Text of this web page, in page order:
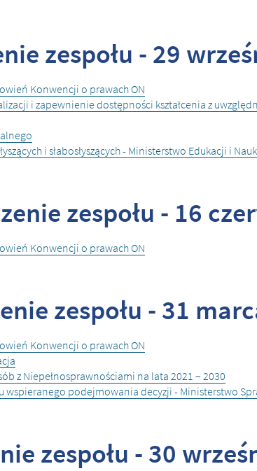
zespołu - 29
Konwencji o prawach ON
i zapewnienie dostępności kształcenia z
i słabosłyszących - Ministerstwo Edukacji i
zespołu - 16
Konwencji o prawach ON
zespołu - 31
Konwencji o prawach ON
z Niepełnosprawnościami na lata 2021 – 2030
podejmowania decyzji - Ministerstwo
zespołu - 30